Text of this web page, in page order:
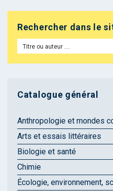
Rechercher dans le
Catalogue général
Anthropologie et mondes
Arts et essais littéraires
Biologie et santé
Chimie
Écologie, environnement,